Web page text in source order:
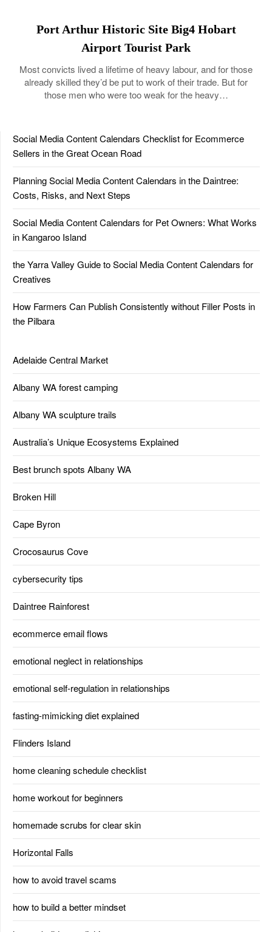
Port Arthur Historic Site Big4 Hobart
Airport Tourist Park
Most convicts lived a lifetime of heavy labour, and for those
already skilled they’d be put to work of their trade. But for
those men who were too weak for the heavy…
Social Media Content Calendars Checklist for Ecommerce
Sellers in the Great Ocean Road
Planning Social Media Content Calendars in the Daintree:
Costs, Risks, and Next Steps
Social Media Content Calendars for Pet Owners: What Works
in Kangaroo Island
the Yarra Valley Guide to Social Media Content Calendars for
Creatives
How Farmers Can Publish Consistently without Filler Posts in
the Pilbara
Adelaide Central Market
Albany WA forest camping
Albany WA sculpture trails
Australia’s Unique Ecosystems Explained
Best brunch spots Albany WA
Broken Hill
Cape Byron
Crocosaurus Cove
cybersecurity tips
Daintree Rainforest
ecommerce email flows
emotional neglect in relationships
emotional self-regulation in relationships
fasting-mimicking diet explained
Flinders Island
home cleaning schedule checklist
home workout for beginners
homemade scrubs for clear skin
Horizontal Falls
how to avoid travel scams
how to build a better mindset